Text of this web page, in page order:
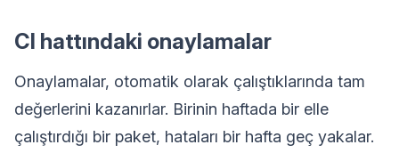
CI hattındaki onaylamalar
Onaylamalar, otomatik olarak çalıştıklarında tam
değerlerini kazanırlar. Birinin haftada bir elle
çalıştırdığı bir paket, hataları bir hafta geç yakalar.